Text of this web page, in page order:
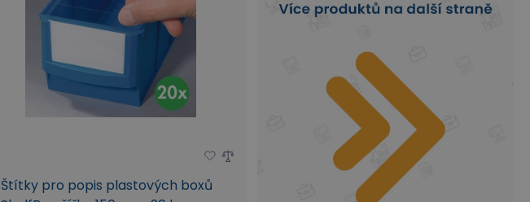
Štítky pro popis plastových boxů